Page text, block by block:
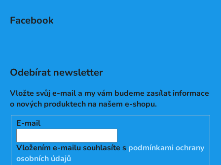
Facebook
Odebírat newsletter
Vložte svůj e-mail a my vám budeme zasílat informace
o nových produktech na našem e-shopu.
E-mail
Vložením e-mailu souhlasíte s podmínkami ochrany
osobních údajů